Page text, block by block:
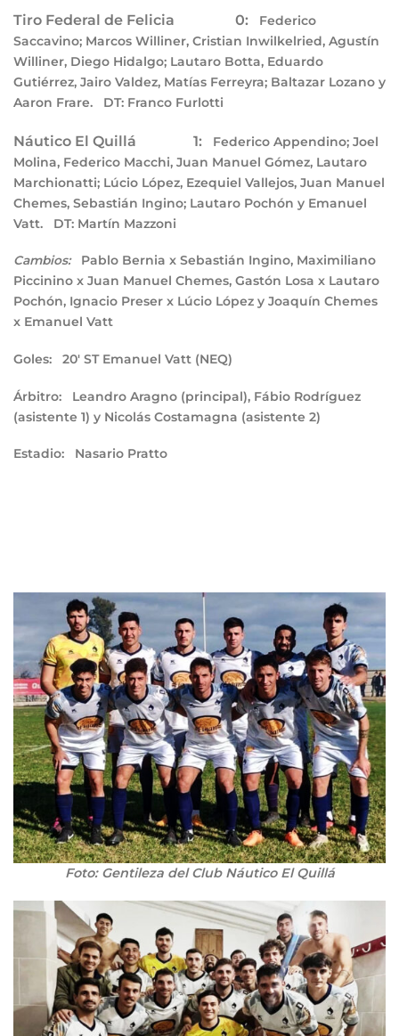
Tiro Federal de Felicia 0:
Federico
Saccavino; Marcos Williner, Cristian Inwilkelried, Agustín
Williner, Diego Hidalgo; Lautaro Botta, Eduardo
Gutiérrez, Jairo Valdez, Matías Ferreyra; Baltazar Lozano y
Aaron Frare. DT: Franco Furlotti
Náutico El Quillá 1: Federico Appendino; Joel
Molina, Federico Macchi, Juan Manuel Gómez, Lautaro
Marchionatti; Lúcio López, Ezequiel Vallejos, Juan Manuel
Chemes, Sebastián Ingino; Lautaro Pochón y Emanuel
Vatt. DT: Martín Mazzoni
Cambios:Pablo Bernia x Sebastián Ingino, Maximiliano
Piccinino x Juan Manuel Chemes, Gastón Losa x Lautaro
Pochón, Ignacio Preser x Lúcio López y Joaquín Chemes
x Emanuel Vatt
Goles: 20′ ST Emanuel Vatt (NEQ)
Árbitro: Leandro Aragno (principal), Fábio Rodríguez
(asistente 1) y Nicolás Costamagna (asistente 2)
Estadio: Nasario Pratto
Foto: Gentileza del Club Náutico El Quillá